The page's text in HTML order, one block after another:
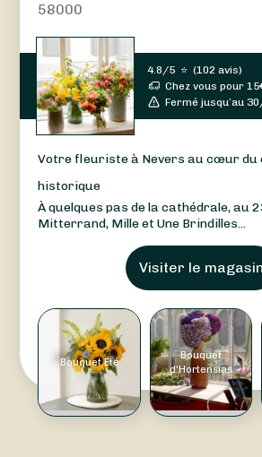
58000
4.8/5 ⭐ (102 avis)
Chez vous pour15
Fermé jusqu’au
Votre fleuriste à Nevers au cœur du
historique
À quelques pas de la cathédrale, au
Mitterrand, Mille et Une Brindilles...
Visiter le magasin
Bouquet Été
Bouquet
d'Hortensias